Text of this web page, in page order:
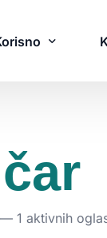
1 aktivnih